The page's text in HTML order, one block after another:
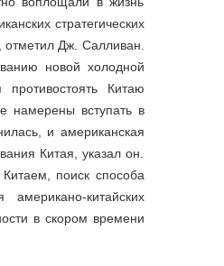
стратегических
Дж. Салливан.
новой холодной
Китаю
намерены вступать в
и американская
Китая, указал он.
поиск способа
китайских
в скором времени